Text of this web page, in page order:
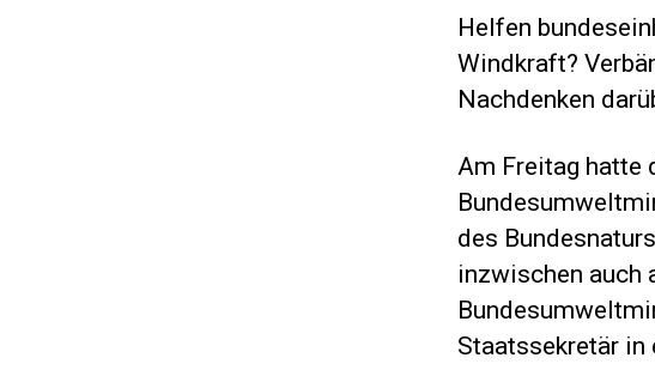
Helfen
Windkraft?
Nachdenken
Am Freitag hatte
des
inzwischen auch
Staatssekretär